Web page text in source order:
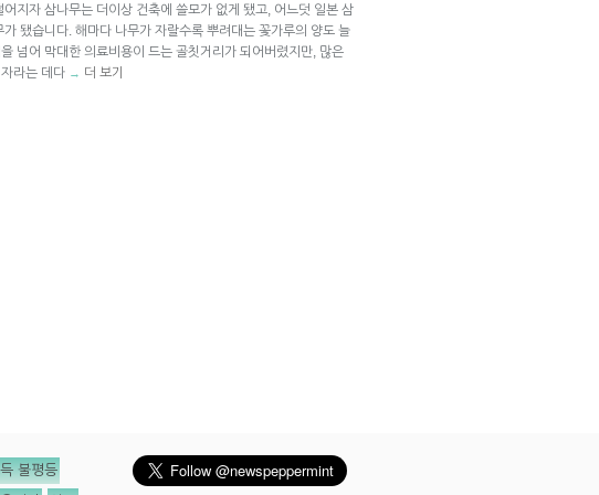
지자 삼나무는 더이상 건축에 쓸모가 없게 됐고, 어느덧 일본 삼
됐습니다. 해마다 나무가 자랄수록 뿌려대는 꽃가루의 양도 늘
넘어 막대한 의료비용이 드는 골칫거리가 되어버렸지만, 많은
라는 데다 → 더 보기
불평등